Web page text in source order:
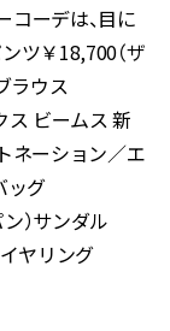
ーデは、目に
ツ￥18,700（ザ
ラウス
ス ビームス 新
ネーション／エ
ッグ
）サンダル
ヤリング